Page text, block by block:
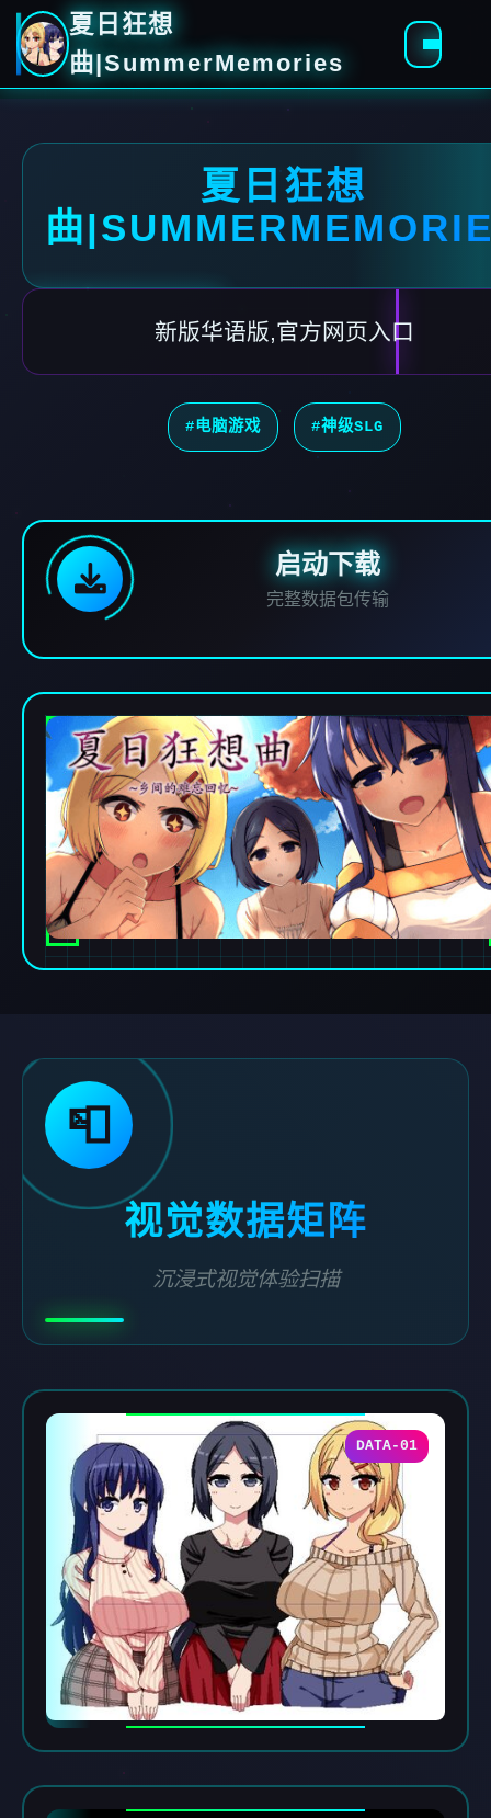
夏日狂想
曲|SummerMemories
夏日狂想
曲
新版华语版,官方网页入口
#电脑游戏 #神级SLG
启动下载
完整数据包传输
📮
视觉数据矩阵
沉浸式视觉体验扫描
DATA-01